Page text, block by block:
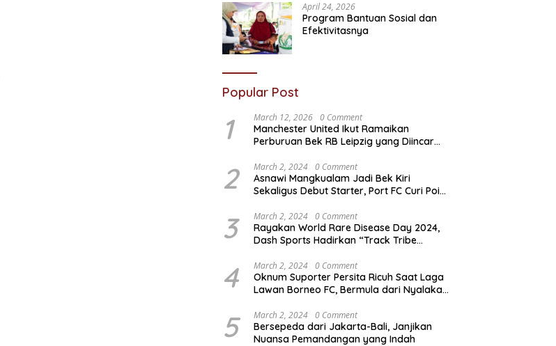
April 24, 2026
Program Bantuan Sosial dan
Efektivitasnya
Popular Post
1 March 12, 2026 0 Comment
Manchester United Ikut Ramaikan
Perburuan Bek RB Leipzig yang Diincar
2 March 2, 2024 0 Comment
Asnawi Mangkualam Jadi Bek Kiri
Sekaligus Debut Starter, Port FC Curi Poin
3 March 2, 2024 0 Comment
Rayakan World Rare Disease Day 2024,
Dash Sports Hadirkan “Track Tribe
4 March 2, 2024 0 Comment
Oknum Suporter Persita Ricuh Saat Laga
Lawan Borneo FC, Bermula dari Nyalakan
5 March 2, 2024 0 Comment
Bersepeda dari Jakarta-Bali, Janjikan
Nuansa Pemandangan yang Indah